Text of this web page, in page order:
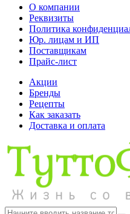
О компании
Реквизиты
Политика
Юр. лицам и ИП
Поставщикам
Прайс-лист
Акции
Бренды
Рецепты
Как заказать
Доставка и оплата